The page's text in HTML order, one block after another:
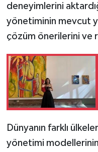
deneyimlerini
yönetiminin mevcut
çözüm önerilerini ve
Dünyanın farklı
yönetimi modellerinin
MAGAZİN
Nöbetçi
ÖZEL HABER
SAĞLIK
SPOR